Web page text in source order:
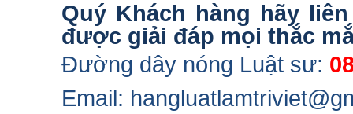
Quý Khách hàng hãy
được giải đáp mọi thắc
Đường dây nóng Luật sư:
Email: